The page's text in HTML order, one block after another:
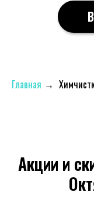
Главная →
Акции и